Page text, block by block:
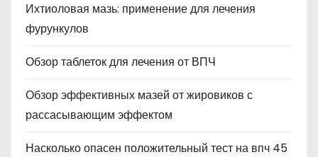
Ихтиоловая мазь: применение для лечения
фурункулов
Обзор таблеток для лечения от ВПЧ
Обзор эффективных мазей от жировиков с
рассасывающим эффектом
Насколько опасен положительный тест на впч 45